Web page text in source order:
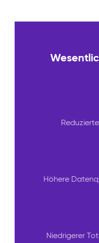
Höhere
Niedrigerer